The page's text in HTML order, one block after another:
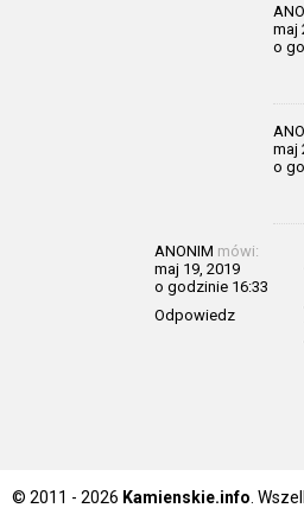
maj
o
maj
o
ANONIM mówi:
maj 19, 2019
o godzinie 16:33
Odpowiedz
© 2011 - 2026 Kamienskie.info .